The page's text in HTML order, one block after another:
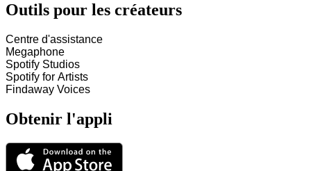
Outils pour les créateurs
Centre d'assistance
Megaphone
Spotify Studios
Spotify for Artists
Findaway Voices
Obtenir l'appli